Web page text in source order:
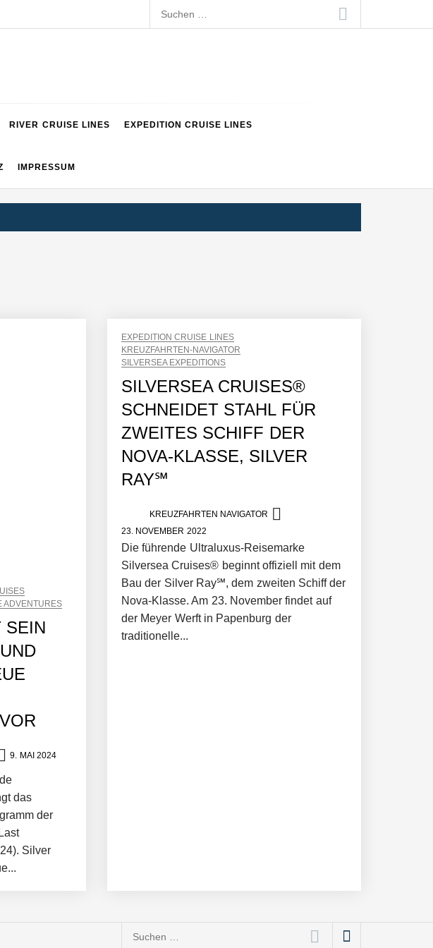
Suchen
nach:
RIVER CRUISE LINES EXPEDITION CRUISE LINES
IMPRESSUM
ADVENTURES
SEIN
9. MAI 2024
das
der
Silver
EXPEDITION CRUISE LINES
KREUZFAHRTEN-NAVIGATOR
SILVERSEA EXPEDITIONS
SILVERSEA CRUISES®
SCHNEIDET STAHL FÜR
ZWEITES SCHIFF DER
NOVA-KLASSE, SILVER
RAY℠
KREUZFAHRTEN NAVIGATOR
23. NOVEMBER 2022
Die führende Ultraluxus-Reisemarke
Silversea Cruises® beginnt offiziell mit dem
Bau der Silver Ray℠, dem zweiten Schiff der
Nova-Klasse. Am 23. November findet auf
der Meyer Werft in Papenburg der
traditionelle...
Suchen